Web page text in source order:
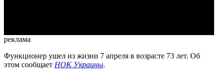
реклама
Функционер ушел из жизни 7 апреля в возрасте 73 лет. Об
этом сообщает НОК Украины.